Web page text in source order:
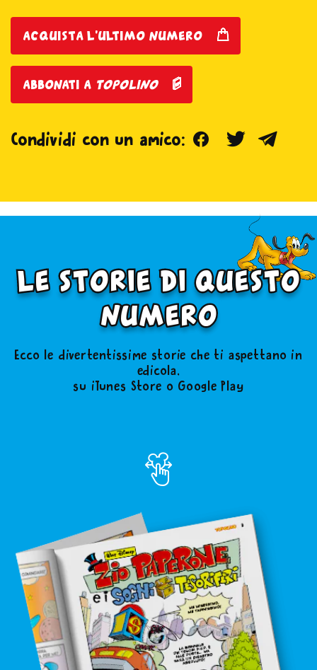
acquista l'ultimo numero
abbonati a topolino
Condividi con un amico: FacebookTwitter
le storie di questo
numero
Ecco le divertentissime storie che ti aspettano in
edicola,
su iTunes Store o Google Play